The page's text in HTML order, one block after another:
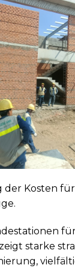
der Kosten
starke